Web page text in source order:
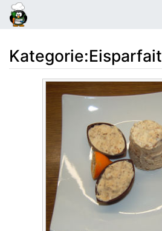
Kategorie:Eisparfait
Wechseln zu:Navigation,Suche